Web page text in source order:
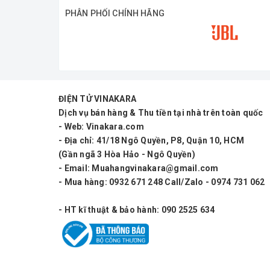
PHÂN PHỐI CHÍNH HÃNG
ĐIỆN TỬ VINAKARA
Dịch vụ bán hàng & Thu tiền tại nhà trên toàn quốc
- Web: Vinakara.com
- Địa chỉ: 41/18 Ngô Quyền, P8, Quận 10, HCM
(Gần ngã 3 Hòa Hảo - Ngô Quyền)
- Email: Muahangvinakara@gmail.com
- Mua hàng: 0932 671 248 Call/Zalo - 0974 731 062
- HT kĩ thuật & bảo hành: 090 2525 634